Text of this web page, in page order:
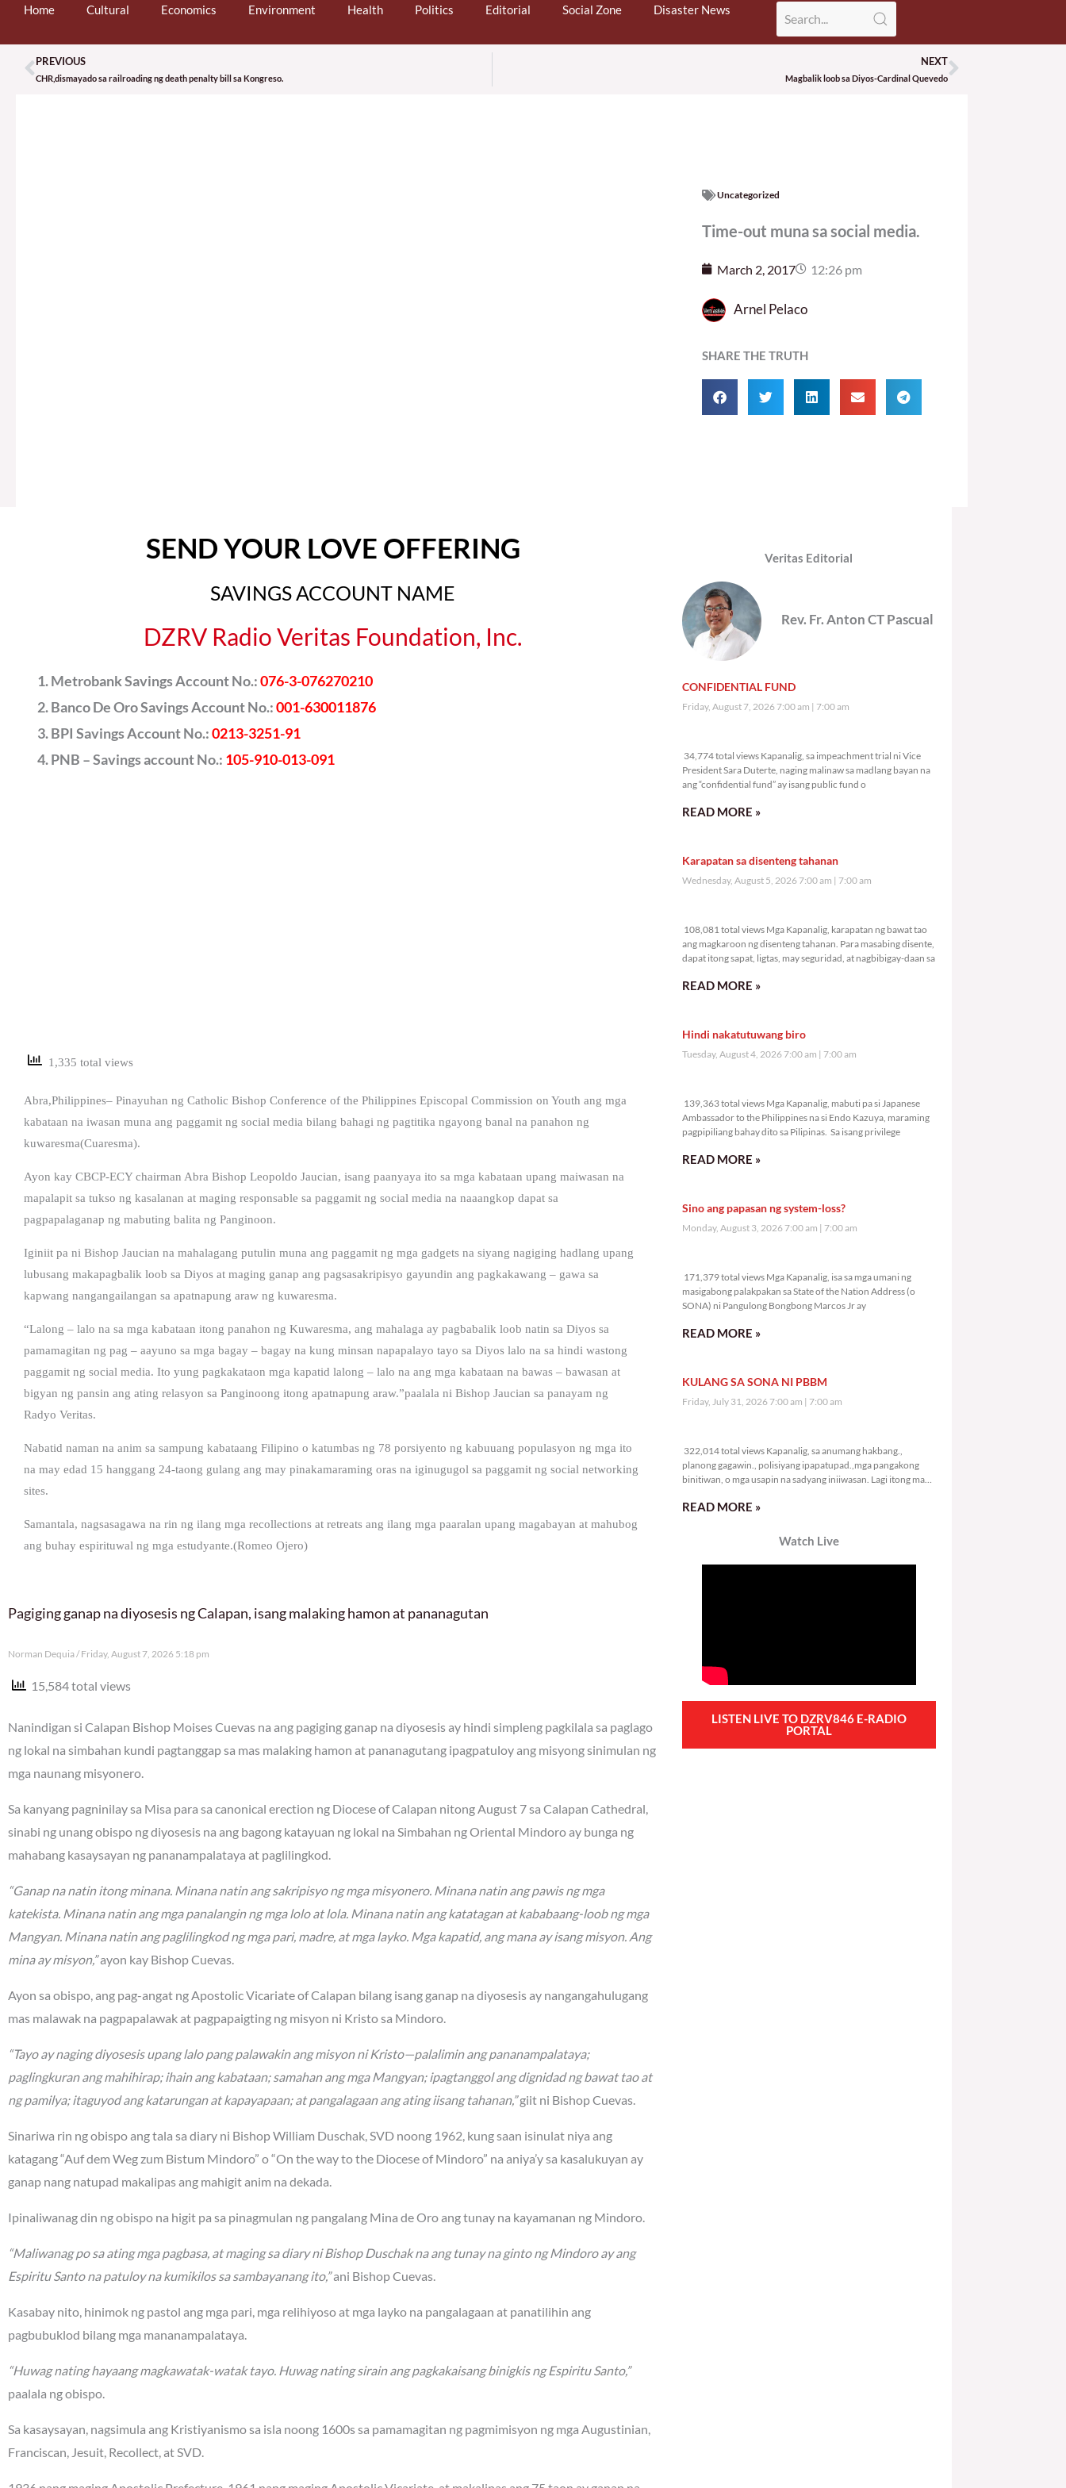
Home Cultural Economics Environment Health Politics Editorial Social Zone Disaster News
Prev
PREVIOUS
CHR,dismayado sa railroading ng death penalty bill sa Kongreso.
NEXT
Magbalik loob sa Diyos-Cardinal QuevedoNext
Uncategorized
Time-out muna sa social media.
March 2, 2017 12:26 pm
Arnel Pelaco
SHARE THE TRUTH
SEND YOUR LOVE OFFERING
SAVINGS ACCOUNT NAME
DZRV Radio Veritas Foundation, Inc.
Metrobank Savings Account No.:076-3-076270210
Banco De Oro Savings Account No.:001-630011876
BPI Savings Account No.:0213-3251-91
PNB – Savings account No.: 105-910-013-091
1,335 total views
Abra,Philippines– Pinayuhan ng Catholic Bishop Conference of the Philippines Episcopal Commission on Youth ang mga
kabataan na iwasan muna ang paggamit ng social media bilang bahagi ng pagtitika ngayong banal na panahon ng
kuwaresma(Cuaresma).
Ayon kay CBCP-ECY chairman Abra Bishop Leopoldo Jaucian, isang paanyaya ito sa mga kabataan upang maiwasan na
mapalapit sa tukso ng kasalanan at maging responsable sa paggamit ng social media na naaangkop dapat sa
pagpapalaganap ng mabuting balita ng Panginoon.
Iginiit pa ni Bishop Jaucian na mahalagang putulin muna ang paggamit ng mga gadgets na siyang nagiging hadlang upang
lubusang makapagbalik loob sa Diyos at maging ganap ang pagsasakripisyo gayundin ang pagkakawang – gawa sa
kapwang nangangailangan sa apatnapung araw ng kuwaresma.
“Lalong – lalo na sa mga kabataan itong panahon ng Kuwaresma, ang mahalaga ay pagbabalik loob natin sa Diyos sa
pamamagitan ng pag – aayuno sa mga bagay – bagay na kung minsan napapalayo tayo sa Diyos lalo na sa hindi wastong
paggamit ng social media. Ito yung pagkakataon mga kapatid lalong – lalo na ang mga kabataan na bawas – bawasan at
bigyan ng pansin ang ating relasyon sa Panginoong itong apatnapung araw.”paalala ni Bishop Jaucian sa panayam ng
Radyo Veritas.
Nabatid naman na anim sa sampung kabataang Filipino o katumbas ng 78 porsiyento ng kabuuang populasyon ng mga ito
na may edad 15 hanggang 24-taong gulang ang may pinakamaraming oras na iginugugol sa paggamit ng social networking
sites.
Samantala, nagsasagawa na rin ng ilang mga recollections at retreats ang ilang mga paaralan upang magabayan at mahubog
ang buhay espirituwal ng mga estudyante.(Romeo Ojero)
Pagiging ganap na diyosesis ng Calapan, isang malaking hamon at pananagutan
Norman Dequia Friday, August 7, 2026 5:18 pm
15,584 total views
Nanindigan si Calapan Bishop Moises Cuevas na ang pagiging ganap na diyosesis ay hindi simpleng pagkilala sa paglago
ng lokal na simbahan kundi pagtanggap sa mas malaking hamon at pananagutang ipagpatuloy ang misyong sinimulan ng
mga naunang misyonero.
Sa kanyang pagninilay sa Misa para sa canonical erection ng Diocese of Calapan nitong August 7 sa Calapan Cathedral,
sinabi ng unang obispo ng diyosesis na ang bagong katayuan ng lokal na Simbahan ng Oriental Mindoro ay bunga ng
mahabang kasaysayan ng pananampalataya at paglilingkod.
“Ganap na natin itong minana. Minana natin ang sakripisyo ng mga misyonero. Minana natin ang pawis ng mga
katekista. Minana natin ang mga panalangin ng mga lolo at lola. Minana natin ang katatagan at kababaang-loob ng mga
Mangyan. Minana natin ang paglilingkod ng mga pari, madre, at mga layko. Mga kapatid, ang mana ay isang misyon. Ang
mina ay misyon,”ayon kay Bishop Cuevas.
Ayon sa obispo, ang pag-angat ng Apostolic Vicariate of Calapan bilang isang ganap na diyosesis ay nangangahulugang
mas malawak na pagpapalawak at pagpapaigting ng misyon ni Kristo sa Mindoro.
“Tayo ay naging diyosesis upang lalo pang palawakin ang misyon ni Kristo—palalimin ang pananampalataya;
paglingkuran ang mahihirap; ihain ang kabataan; samahan ang mga Mangyan; ipagtanggol ang dignidad ng bawat tao at
ng pamilya; itaguyod ang katarungan at kapayapaan; at pangalagaan ang ating iisang tahanan,”giit ni Bishop Cuevas.
Sinariwa rin ng obispo ang tala sa diary ni Bishop William Duschak, SVD noong 1962, kung saan isinulat niya ang
katagang “Auf dem Weg zum Bistum Mindoro” o “On the way to the Diocese of Mindoro” na aniya’y sa kasalukuyan ay
ganap nang natupad makalipas ang mahigit anim na dekada.
Ipinaliwanag din ng obispo na higit pa sa pinagmulan ng pangalang Mina de Oro ang tunay na kayamanan ng Mindoro.
“Maliwanag po sa ating mga pagbasa, at maging sa diary ni Bishop Duschak na ang tunay na ginto ng Mindoro ay ang
Espiritu Santo na patuloy na kumikilos sa sambayanang ito,”ani Bishop Cuevas.
Kasabay nito, hinimok ng pastol ang mga pari, mga relihiyoso at mga layko na pangalagaan at panatilihin ang
pagbubuklod bilang mga mananampalataya.
“Huwag nating hayaang magkawatak-watak tayo. Huwag nating sirain ang pagkakaisang binigkis ng Espiritu Santo,”
paalala ng obispo.
Sa kasaysayan, nagsimula ang Kristiyanismo sa isla noong 1600s sa pamamagitan ng pagmimisyon ng mga Augustinian,
Franciscan, Jesuit, Recollect, at SVD.
Veritas Editorial
Rev. Fr. Anton CT Pascual
CONFIDENTIAL FUND
Friday, August 7, 2026 7:00 am 7:00 am
34,774 total views Kapanalig, sa impeachment trial ni Vice
President Sara Duterte, naging malinaw sa madlang bayan na
ang “confidential fund” ay isang public fund o
READ MORE »
Karapatan sa disenteng tahanan
Wednesday, August 5, 2026 7:00 am 7:00 am
108,081 total views Mga Kapanalig, karapatan ng bawat tao
ang magkaroon ng disenteng tahanan. Para masabing disente,
dapat itong sapat, ligtas, may seguridad, at nagbibigay-daan sa
READ MORE »
Hindi nakatutuwang biro
Tuesday, August 4, 2026 7:00 am 7:00 am
139,363 total views Mga Kapanalig, mabuti pa si Japanese
Ambassador to the Philippines na si Endo Kazuya, maraming
pagpipiliang bahay dito sa Pilipinas. Sa isang privilege
READ MORE »
Sino ang papasan ng system-loss?
Monday, August 3, 2026 7:00 am 7:00 am
171,379 total views Mga Kapanalig, isa sa mga umani ng
masigabong palakpakan sa State of the Nation Address (o
SONA) ni Pangulong Bongbong Marcos Jr ay
READ MORE »
KULANG SA SONA NI PBBM
Friday, July 31, 2026 7:00 am 7:00 am
322,014 total views Kapanalig, sa anumang hakbang.,
planong gagawin., polisiyang ipapatupad.,mga pangakong
binitiwan, o mga usapin na sadyang iniiwasan. Lagi itong may
READ MORE »
Watch Live
LISTEN LIVE TO DZRV846 E-RADIO
PORTAL